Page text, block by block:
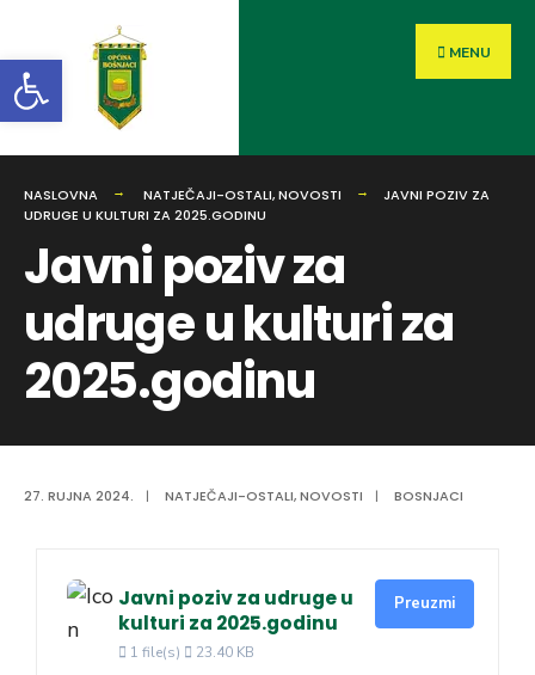
Open toolbar MENU
NASLOVNA NATJEČAJI-OSTALI,NOVOSTI
JAVNI POZIV ZA
UDRUGE U KULTURI ZA 2025.GODINU
Javni poziv za
udruge u kulturi za
2025.godinu
27. RUJNA 2024. | NATJEČAJI-OSTALI,NOVOSTI | BOSNJACI
Javni poziv za udruge u
kulturi za 2025.godinu
1 file(s) 23.40 KB
Preuzmi